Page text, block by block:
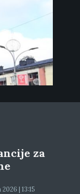
za
| 13:15